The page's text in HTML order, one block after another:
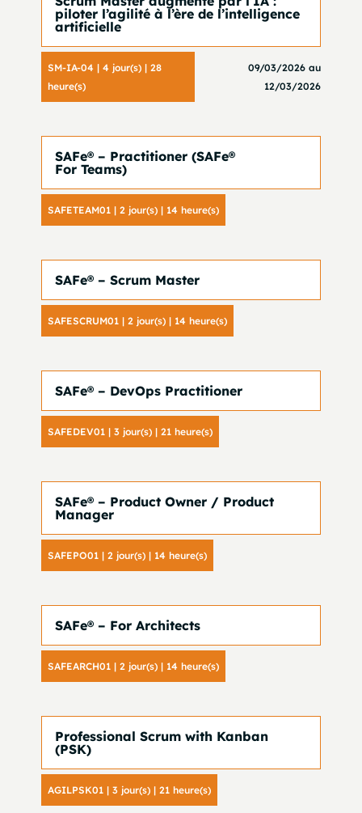
piloter l’agilité à l’ère de l’intelligence
artificielle
SM-IA-04 | 4 jour(s) | 28
heure(s)
09/03/2026 au
12/03/2026
SAFe® – Practitioner (SAFe®
For Teams)
SAFETEAM01 | 2 jour(s) | 14 heure(s)
SAFe® – Scrum Master
SAFESCRUM01 | 2 jour(s) | 14 heure(s)
SAFe® – DevOps Practitioner
SAFEDEV01 | 3 jour(s) | 21 heure(s)
SAFe® – Product Owner / Product
Manager
SAFEPO01 | 2 jour(s) | 14 heure(s)
SAFe® – For Architects
SAFEARCH01 | 2 jour(s) | 14 heure(s)
Professional Scrum with Kanban
(PSK)
AGILPSK01 | 3 jour(s) | 21 heure(s)